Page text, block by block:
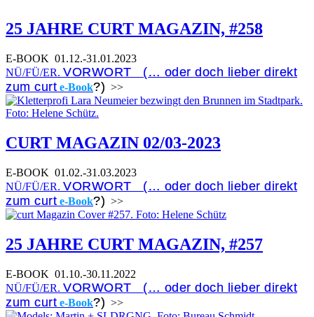
25 JAHRE CURT MAGAZIN, #258
E-BOOK 01.12.-31.01.2023
NÜ/FÜ/ER. VORWORT (… oder doch lieber direkt
zum curt e-Book?) >>
CURT MAGAZIN 02/03-2023
E-BOOK 01.02.-31.03.2023
NÜ/FÜ/ER. VORWORT (… oder doch lieber direkt
zum curt e-Book?) >>
25 JAHRE CURT MAGAZIN, #257
E-BOOK 01.10.-30.11.2022
NÜ/FÜ/ER. VORWORT (… oder doch lieber direkt
zum curt e-Book?) >>